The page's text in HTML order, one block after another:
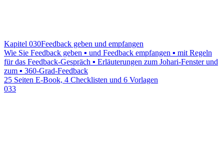
Kapitel 030Feedback geben und empfangen
Wie Sie Feedback geben ▪ und Feedback empfangen ▪ mit Regeln
für das Feedback-Gespräch ▪ Erläuterungen zum Johari-Fenster und
zum ▪ 360-Grad-Feedback
25 Seiten E-Book, 4 Checklisten und 6 Vorlagen
033